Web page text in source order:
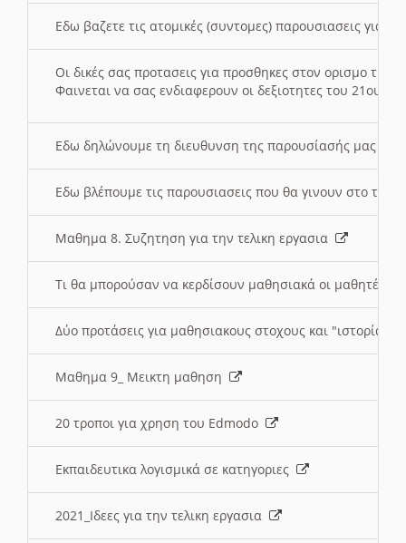
Εδω βαζετε τις ατομικές (συντομες) παρουσιασεις για
Οι δικές σας προτασεις για προσθηκες στον ορισμο
Φαινεται να σας ενδιαφερουν οι δεξιοτητες του 21ου
Εδω δηλώνουμε τη διευθυνση της παρουσίασής μας
Εδω βλέπουμε τις παρουσιασεις που θα γινουν στο
Μαθημα 8. Συζητηση για την τελικη εργασια
Τι θα μπορούσαν να κερδίσουν μαθησιακά οι μαθητές/
Δύο προτάσεις για μαθησιακους στοχους και "ιστορία"
Μαθημα 9_ Μεικτη μαθηση
20 τροποι για χρηση του Edmodo
Εκπαιδευτικα λογισμικά σε κατηγοριες
2021_Ιδεες για την τελικη εργασια